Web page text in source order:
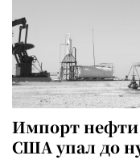
Импорт нефти
США упал до